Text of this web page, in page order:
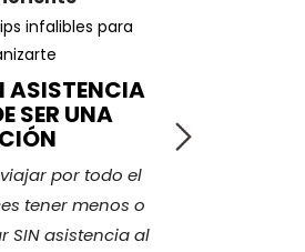
infalibles para
ASISTENCIA
SER UNA
viajar por todo el
tener menos o
SIN asistencia al